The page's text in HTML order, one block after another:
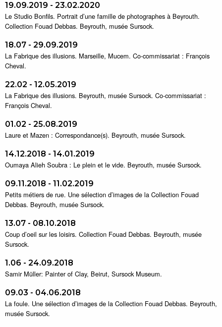
19.09.2019 - 23.02.2020
Le Studio Bonfils. Portrait d’une famille de photographes à Beyrouth.
Collection Fouad Debbas. Beyrouth, musée Sursock.
18.07 - 29.09.2019
La Fabrique des illusions. Marseille, Mucem. Co-commissariat : François
Cheval.
22.02 - 12.05.2019
La Fabrique des illusions. Beyrouth, musée Sursock. Co-commissariat :
François Cheval.
01.02 - 25.08.2019
Laure et Mazen : Correspondance(s). Beyrouth, musée Sursock.
14.12.2018 - 14.01.2019
Oumaya Alieh Soubra : Le plein et le vide. Beyrouth, musée Sursock.
09.11.2018 - 11.02.2019
Petits métiers de rue. Une sélection d’images de la Collection Fouad
Debbas. Beyrouth, musée Sursock.
13.07 - 08.10.2018
Coup d’oeil sur les loisirs. Collection Fouad Debbas. Beyrouth, musée
Sursock.
1.06 - 24.09.2018
Samir Müller: Painter of Clay, Beirut, Sursock Museum.
09.03 - 04.06.2018
La foule. Une sélection d’images de la Collection Fouad Debbas. Beyrouth,
musée Sursock.